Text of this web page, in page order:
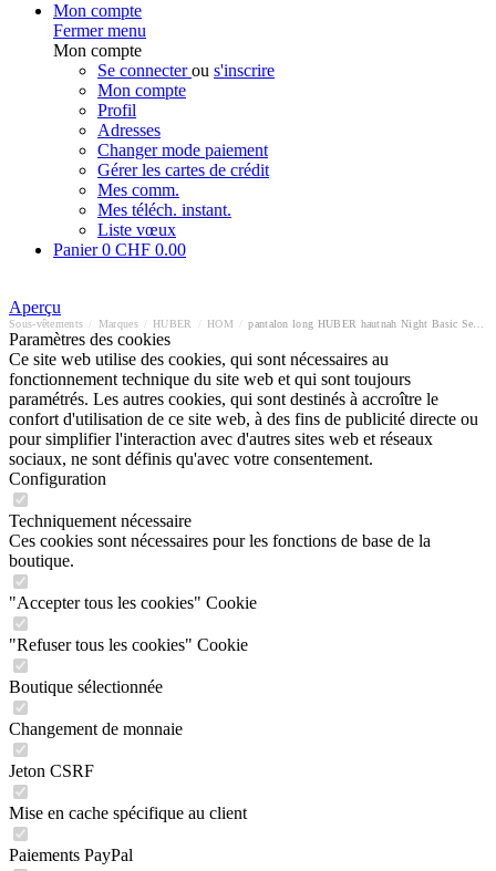
Mon compte
Fermer menu
Mon compte
Se connecterou s'inscrire
Mon compte
Profil
Adresses
Changer mode paiement
Gérer les cartes de crédit
Mes comm.
Mes téléch. instant.
Liste vœux
Panier0 CHF 0.00
Aperçu
Sous-vêtements Marques HUBER HOM
Paramètres des cookies
Ce site web utilise des cookies, qui sont nécessaires au
fonctionnement technique du site web et qui sont toujours
paramétrés. Les autres cookies, qui sont destinés à accroître le
confort d'utilisation de ce site web, à des fins de publicité directe ou
pour simplifier l'interaction avec d'autres sites web et réseaux
sociaux, ne sont définis qu'avec votre consentement.
Configuration
Techniquement nécessaire
Ces cookies sont nécessaires pour les fonctions de base de la
boutique.
"Accepter tous les cookies" Cookie
"Refuser tous les cookies" Cookie
Boutique sélectionnée
Changement de monnaie
Jeton CSRF
Mise en cache spécifique au client
Paiements PayPal